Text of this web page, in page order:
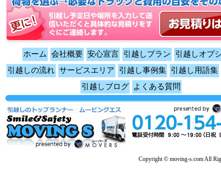
ホーム 会社概要 安心宣言 引越しプラン
引越しオプ
引越しの流れ サービスエリア 引越し事例集 引越し用語集
引越しブログ
よくある質問
Copyright © moving-s.com All